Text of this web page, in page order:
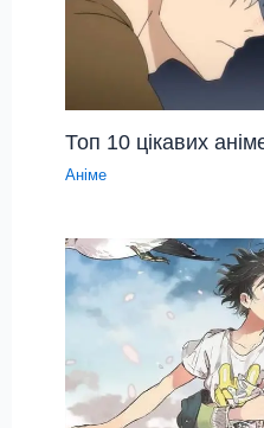
Топ 10 цікавих
Аніме